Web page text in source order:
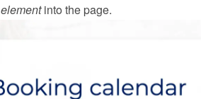
element into the page.